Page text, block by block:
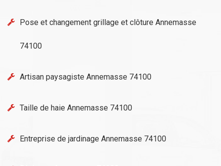
Pose et changement grillage et clôture Annemasse
74100
Artisan paysagiste Annemasse 74100
Taille de haie Annemasse 74100
Entreprise de jardinage Annemasse 74100